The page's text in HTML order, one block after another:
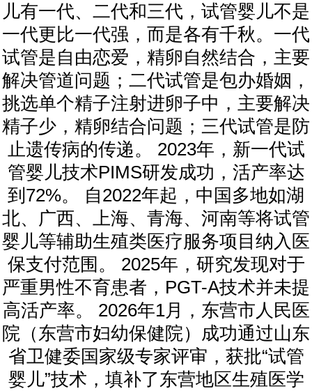
儿有一代、二代和三代，试管婴儿不是
一代更比一代强，而是各有千秋。一代
试管是自由恋爱，精卵自然结合，主要
解决管道问题；二代试管是包办婚姻，
挑选单个精子注射进卵子中，主要解决
精子少，精卵结合问题；三代试管是防
止遗传病的传递。 2023年，新一代试
管婴儿技术PIMS研发成功，活产率达
到72%。 自2022年起，中国多地如湖
北、广西、上海、青海、河南等将试管
婴儿等辅助生殖类医疗服务项目纳入医
保支付范围。 2025年，研究发现对于
严重男性不育患者，PGT-A技术并未提
高活产率。 2026年1月，东营市人民医
院（东营市妇幼保健院）成功通过山东
省卫健委国家级专家评审，获批“试管
婴儿”技术，填补了东营地区生殖医学